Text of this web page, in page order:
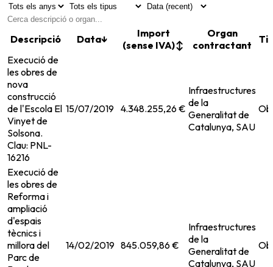
Descripció Data↓
Import
(sense IVA)↕
Organ
contractant
Execució de
les obres de
nova
construcció
de l'Escola El
Vinyet de
Solsona.
Clau: PNL-
16216
15/07/2019 4.348.255,26 €
Infraestructures
de la
Generalitat de
Catalunya, SAU
Execució de
les obres de
Reforma i
ampliació
d'espais
tècnics i
millora del
Parc de
14/02/2019 845.059,86 €
Infraestructures
de la
Generalitat de
Catalunya, SAU